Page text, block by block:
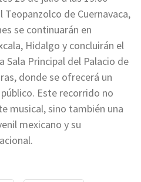
de Cuernavaca,
se continuarán en
Hidalgo y concluirán el
Principal del Palacio de
donde se ofrecerá un
Este recorrido no
musical, sino también una
mexicano y su